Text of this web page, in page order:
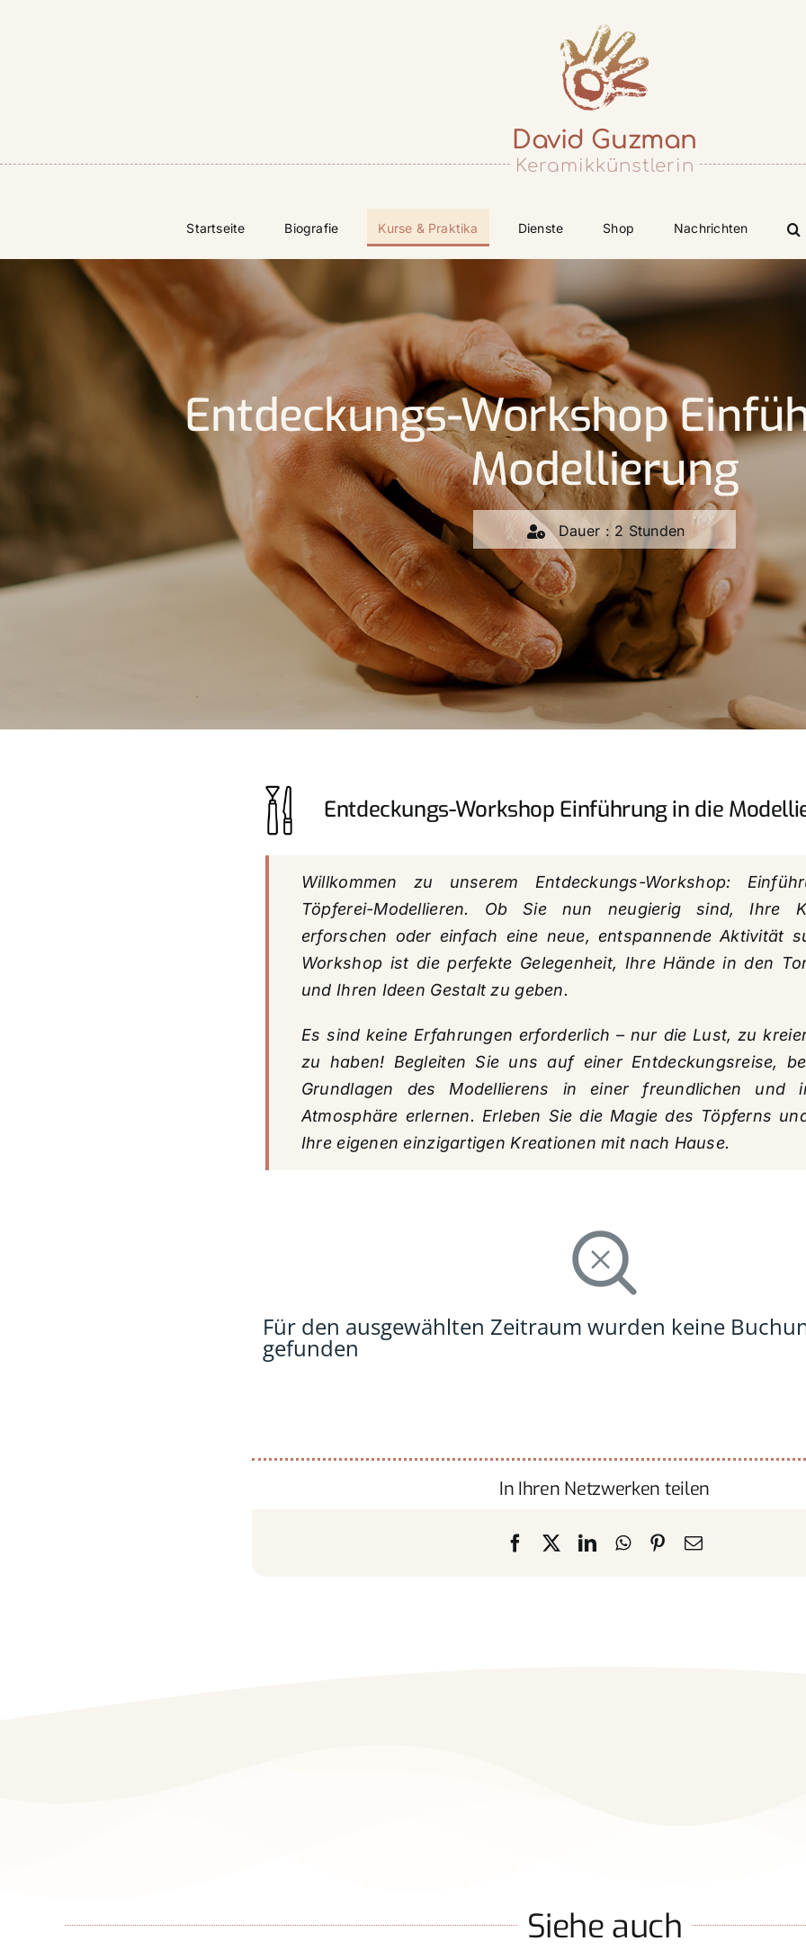
David Guzman
Keramikkünstlerin
Startseite Biografie Kurse & Praktika Dienste Shop Nachrichten
Entdeckungs-Workshop
Modellierung
Dauer : 2 Stunden
Entdeckungs-Workshop Einführung in die
Willkommen zu unserem Entdeckungs-Workshop:
Töpferei-Modellieren. Ob Sie nun neugierig sind, Ihre
erforschen oder einfach eine neue, entspannende Aktivität
Workshop ist die perfekte Gelegenheit, Ihre Hände in den
und Ihren Ideen Gestalt zu geben.
Es sind keine Erfahrungen erforderlich – nur die Lust, zu
zu haben! Begleiten Sie uns auf einer Entdeckungsreise,
Grundlagen des Modellierens in einer freundlichen und
Atmosphäre erlernen. Erleben Sie die Magie des Töpferns
Ihre eigenen einzigartigen Kreationen mit nach Hause.
Für den ausgewählten Zeitraum wurden keine
gefunden
In Ihren Netzwerken teilen
Siehe auch